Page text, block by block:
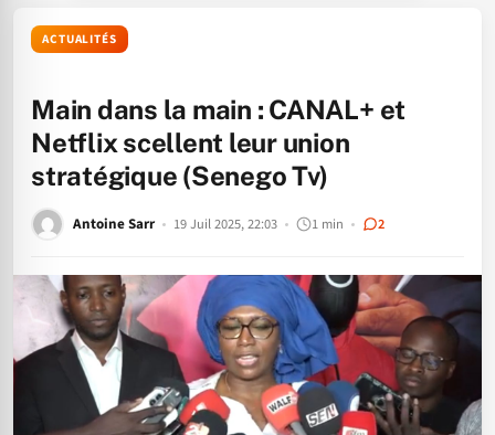
ACTUALITÉS
Main dans la main : CANAL+ et
Netflix scellent leur union
stratégique (Senego Tv)
Antoine Sarr 19 Juil 2025, 22:03 1 min 2